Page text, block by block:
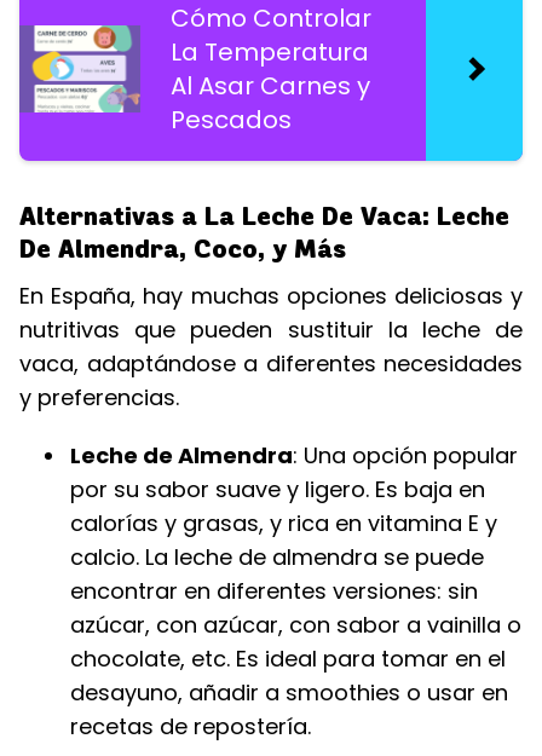
Cómo Controlar
La Temperatura
Al Asar Carnes y
Pescados
Alternativas a La Leche De Vaca: Leche
De Almendra, Coco, y Más
En España, hay muchas opciones deliciosas y
nutritivas que pueden sustituir la leche de
vaca, adaptándose a diferentes necesidades
y preferencias.
Leche de Almendra: Una opción popular
por su sabor suave y ligero. Es baja en
calorías y grasas, y rica en vitamina E y
calcio. La leche de almendra se puede
encontrar en diferentes versiones: sin
azúcar, con azúcar, con sabor a vainilla o
chocolate, etc. Es ideal para tomar en el
desayuno, añadir a smoothies o usar en
recetas de repostería.